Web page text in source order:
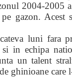
2004-2005
gazon. Acest
luni fara
si in echipa
un talent
ghinioane care